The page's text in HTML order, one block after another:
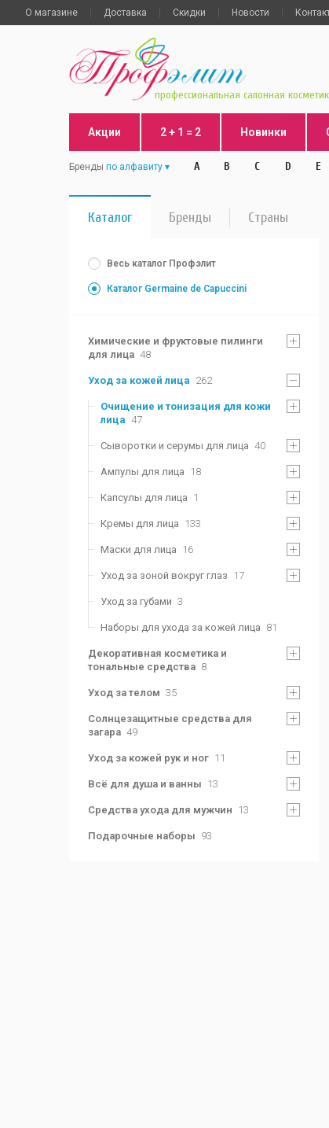
О магазине Доставка Скидки Новости
профессиональная салонная
Акции 2 + 1 = 2 Новинки
Бренды по алфавиту A B C D E
Каталог Бренды Страны
Весь каталог Профэлит
Каталог Germaine de Capuccini
Химические и фруктовые пилинги
для лица 48
Уход за кожей лица 262
Очищение и тонизация для кожи
лица 47
Сыворотки и серумы для лица 40
Ампулы для лица 18
Капсулы для лица 1
Кремы для лица 133
Маски для лица 16
Уход за зоной вокруг глаз 17
Уход за губами 3
Наборы для ухода за кожей лица 81
Декоративная косметика и
тональные средства 8
Уход за телом 35
Солнцезащитные средства для
загара 49
Уход за кожей рук и ног 11
Всё для душа и ванны 13
Средства ухода для мужчин 13
Подарочные наборы 93